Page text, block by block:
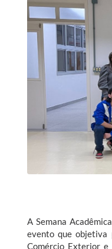
A Semana
evento que objetiva
Comércio Exterior e